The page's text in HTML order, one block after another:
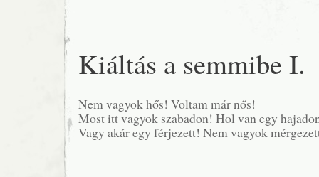
Kiáltás a semmibe I.
Nem vagyok hős! Voltam már nős!
Most itt vagyok szabadon! Hol van egy
Vagy akár egy férjezett! Nem vagyok